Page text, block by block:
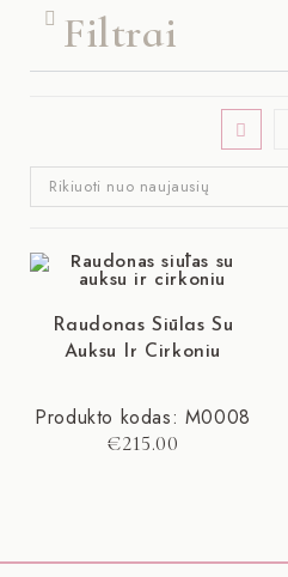
Filtrai
Rikiuoti nuo naujausių
Raudonas Siūlas Su
Auksu Ir Cirkoniu
Produkto kodas: M0008
€215.00